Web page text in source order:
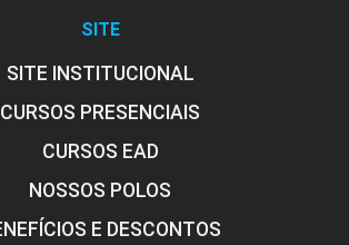
ACADÊMICO/AVALIAÇÃO
SITE
SITE INSTITUCIONAL
CURSOS PRESENCIAIS
CURSOS EAD
NOSSOS POLOS
E DESCONTOS